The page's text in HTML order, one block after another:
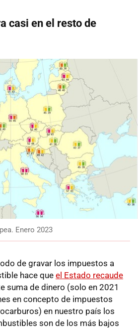
casi en el resto de
Enero 2023
de gravar los impuestos a
hace que el Estado recaude
suma de dinero (solo en 2021
en concepto de impuestos
en nuestro país los
son de los más bajos